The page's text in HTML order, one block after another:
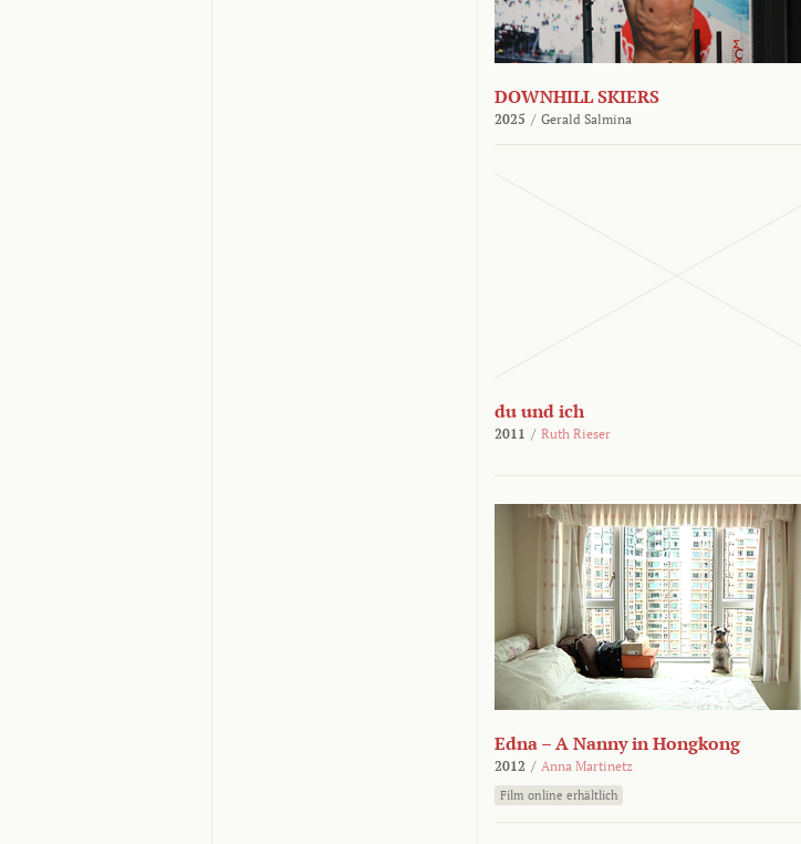
DOWNHILL SKIERS
2025 / Gerald Salmina
du und ich
2011 / Ruth Rieser
Edna – A Nanny in Hongkong
2012 / Anna Martinetz
Film online erhältlich